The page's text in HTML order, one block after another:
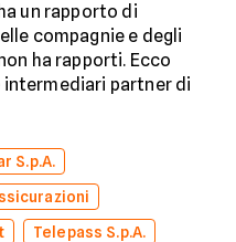
un rapporto di
compagnie e degli
ha rapporti. Ecco
intermediari partner di
S.p.A.
Telepass S.p.A.